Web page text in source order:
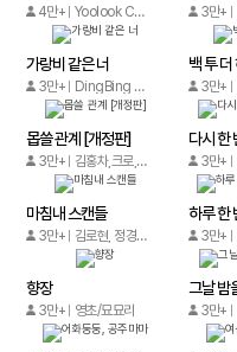
4만+ Yoolook Culture Media 3만+
가랑비 같은 너
3만+ DingBing / DingBing
백 투 더
3만+
몹쓸 관계 [개정판]
3만+ 김홍차,크로,윤소다
다시 한
3만+
마침내 스캔들
3만+ 김로현, 정경하
하루 한
3만+
향장
3만+ 영초/묘묘리
그날 밤
3만+